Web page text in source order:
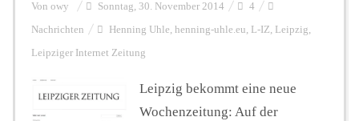
FUNKTURM-Beiträge
Podcast
Von owy Sonntag, 30. November 2014 4
Nachrichten Henning Uhle, henning-uhle.eu, L-IZ, Leipzig,
Leipziger Internet Zeitung
Leipzig bekommt eine neue
Wochenzeitung: Auf der